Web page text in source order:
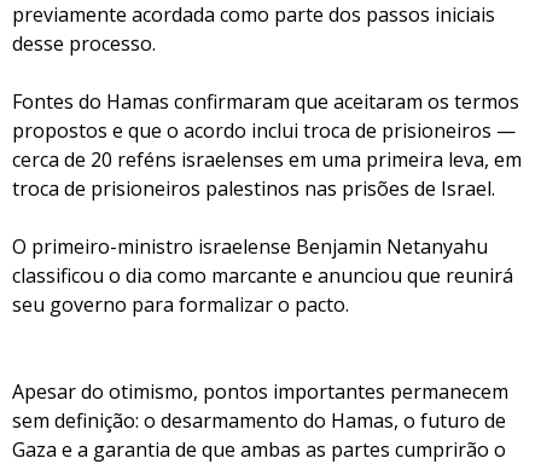
previamente acordada como parte dos passos iniciais
desse processo.
Fontes do Hamas confirmaram que aceitaram os termos
propostos e que o acordo inclui troca de prisioneiros —
cerca de 20 reféns israelenses em uma primeira leva, em
troca de prisioneiros palestinos nas prisões de Israel.
O primeiro-ministro israelense Benjamin Netanyahu
classificou o dia como marcante e anunciou que reunirá
seu governo para formalizar o pacto.
Apesar do otimismo, pontos importantes permanecem
sem definição: o desarmamento do Hamas, o futuro de
Gaza e a garantia de que ambas as partes cumprirão o